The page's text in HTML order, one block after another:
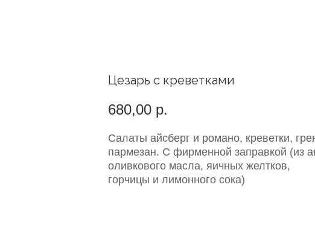
Цезарь с креветками
680,00 р.
Салаты айсберг и романо, креветки,
пармезан. С фирменной заправкой (из
оливкового масла, яичных желтков,
горчицы и лимонного сока)